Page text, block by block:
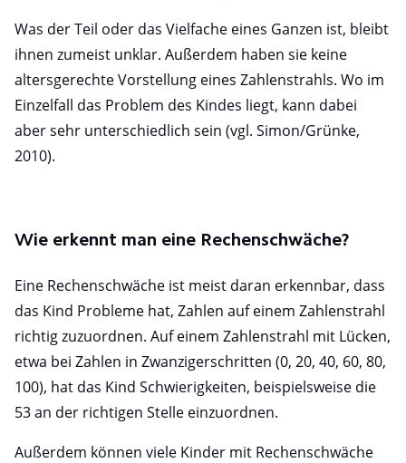
Was der Teil oder das Vielfache eines Ganzen ist, bleibt
ihnen zumeist unklar. Außerdem haben sie keine
altersgerechte Vorstellung eines Zahlenstrahls. Wo im
Einzelfall das Problem des Kindes liegt, kann dabei
aber sehr unterschiedlich sein (vgl. Simon/Grünke,
2010).
Wie erkennt man eine Rechenschwäche?
Eine Rechenschwäche ist meist daran erkennbar, dass
das Kind Probleme hat, Zahlen auf einem Zahlenstrahl
richtig zuzuordnen. Auf einem Zahlenstrahl mit Lücken,
etwa bei Zahlen in Zwanzigerschritten (0, 20, 40, 60, 80,
100), hat das Kind Schwierigkeiten, beispielsweise die
53 an der richtigen Stelle einzuordnen.
Außerdem können viele Kinder mit Rechenschwäche